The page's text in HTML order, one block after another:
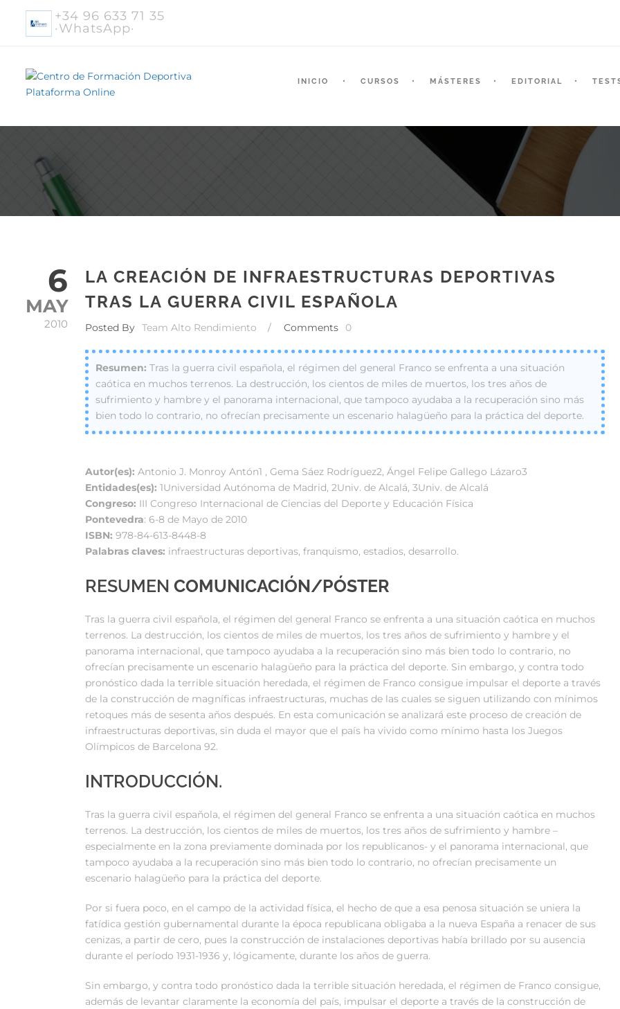
+34 96 633 71 35
·WhatsApp·
INICIO CURSOS MÁSTERES EDITORIAL
6
MAY
2010
LA CREACIÓN DE INFRAESTRUCTURAS DEPORTIVAS
TRAS LA GUERRA CIVIL ESPAÑOLA
Posted By Team Alto Rendimiento / Comments 0
Tras la guerra civil española, el régimen del general Franco se enfrenta a una situación
caótica en muchos terrenos. La destrucción, los cientos de miles de muertos, los tres años de
sufrimiento y hambre y el panorama internacional, que tampoco ayudaba a la recuperación sino más
bien todo lo contrario, no ofrecían precisamente un escenario halagüeño para la práctica del deporte.
Autor(es): Antonio J. Monroy Antón1 , Gema Sáez Rodríguez2, Ángel Felipe Gallego Lázaro3
Entidades(es): 1Universidad Autónoma de Madrid, 2Univ. de Alcalá, 3Univ. de Alcalá
Congreso: III Congreso Internacional de Ciencias del Deporte y Educación Física
Pontevedra: 6-8 de Mayo de 2010
ISBN: 978-84-613-8448-8
Palabras claves: infraestructuras deportivas, franquismo, estadios, desarrollo.
RESUMEN COMUNICACIÓN/PÓSTER
Tras la guerra civil española, el régimen del general Franco se enfrenta a una situación caótica en muchos
terrenos. La destrucción, los cientos de miles de muertos, los tres años de sufrimiento y hambre y el
panorama internacional, que tampoco ayudaba a la recuperación sino más bien todo lo contrario, no
ofrecían precisamente un escenario halagüeño para la práctica del deporte. Sin embargo, y contra todo
pronóstico dada la terrible situación heredada, el régimen de Franco consigue impulsar el deporte a través
de la construcción de magníficas infraestructuras, muchas de las cuales se siguen utilizando con mínimos
retoques más de sesenta años después. En esta comunicación se analizará este proceso de creación de
infraestructuras deportivas, sin duda el mayor que el país ha vivido como mínimo hasta los Juegos
Olímpicos de Barcelona 92.
INTRODUCCIÓN.
Tras la guerra civil española, el régimen del general Franco se enfrenta a una situación caótica en muchos
terrenos. La destrucción, los cientos de miles de muertos, los tres años de sufrimiento y hambre –
especialmente en la zona previamente dominada por los republicanos- y el panorama internacional, que
tampoco ayudaba a la recuperación sino más bien todo lo contrario, no ofrecían precisamente un
escenario halagüeño para la práctica del deporte.
Por si fuera poco, en el campo de la actividad física, el hecho de que a esa penosa situación se uniera la
fatídica gestión gubernamental durante la época republicana obligaba a la nueva España a renacer de sus
cenizas, a partir de cero, pues la construcción de instalaciones deportivas había brillado por su ausencia
durante el período 1931-1936 y, lógicamente, durante los años de guerra.
Sin embargo, y contra todo pronóstico dada la terrible situación heredada, el régimen de Franco consigue,
además de levantar claramente la economía del país, impulsar el deporte a través de la construcción de